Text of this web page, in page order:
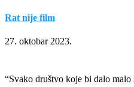
Rat nije film
27. oktobar 2023.
“Svako društvo koje bi dalo